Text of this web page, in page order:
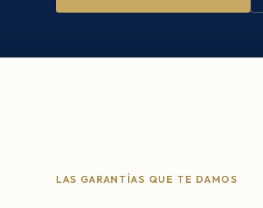
LAS GARANTÍAS QUE TE DAMOS